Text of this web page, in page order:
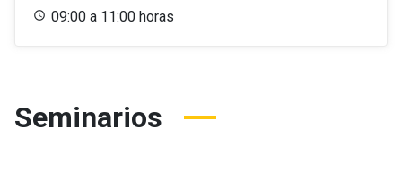
09:00 a 11:00 horas
Seminarios